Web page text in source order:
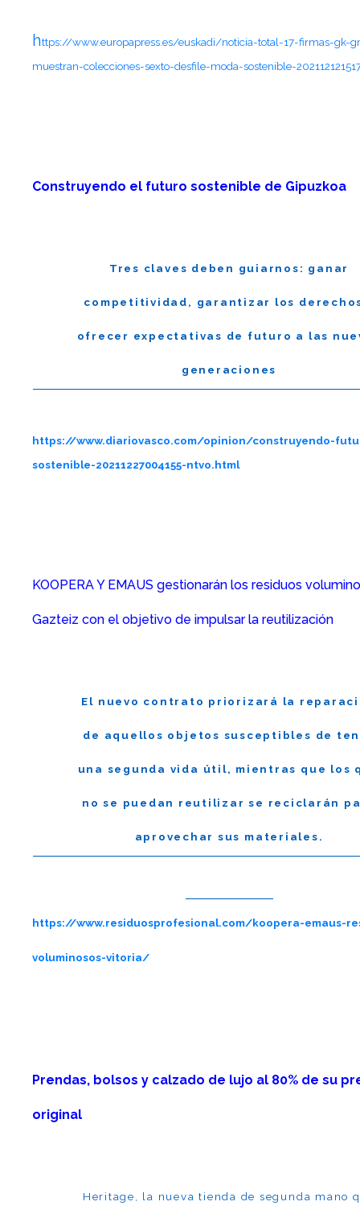
https://www.europapress.es/euskadi/noticia-total-17-firmas-gk-
muestran-colecciones-sexto-desfile-moda-sostenible-
Construyendo el futuro sostenible de Gipuzkoa
Tres claves deben guiarnos: ganar
competitividad, garantizar los
ofrecer expectativas de futuro a las
generaciones
https://www.diariovasco.com/opinion/construyendo-
sostenible-20211227004155-ntvo.html
KOOPERA Y EMAUS gestionarán los residuos
Gazteiz con el objetivo de impulsar la reutilización
El nuevo contrato priorizará la
de aquellos objetos susceptibles de
una segunda vida útil, mientras que los
no se puedan reutilizar se reciclarán
aprovechar sus materiales.
https://www.residuosprofesional.com/koopera-emaus-
voluminosos-vitoria/
Prendas, bolsos y calzado de lujo al 80% de su
original
Heritage, la nueva tienda de segunda mano